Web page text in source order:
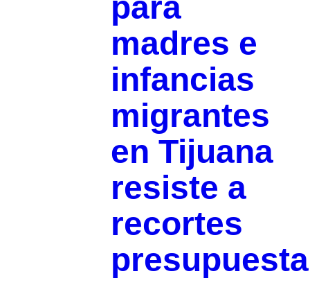
madres e
infancias
migrantes
en Tijuana
resiste a
recortes